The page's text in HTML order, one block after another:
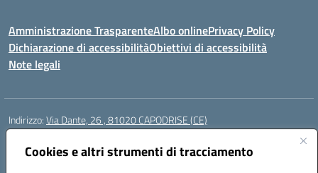
Cookies e altri strumenti di tracciamento
Amministrazione TrasparenteAlbo onlinePrivacy Policy
Dichiarazione di accessibilitàObiettivi di accessibilità
Note legali
Indirizzo:Via Dante, 26 , 81020 CAPODRISE (CE)
Centralino:
Posta elettronica certificata (PEC):CEIC83000V@pec.istruzione.it